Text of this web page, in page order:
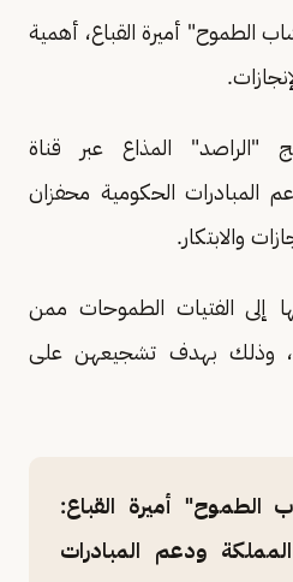
الطموح" أميرة القباع، أهمية
"الراصد" المذاع عبر قناة
المبادرات الحكومية محفزان
والابتكار.
إلى الفتيات الطموحات ممن
وذلك بهدف تشجيعهن على
الطموح" أميرة القباع:
المملكة ودعم المبادرات